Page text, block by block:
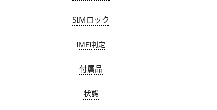
SIMロック
IMEI判定
付属品
状態